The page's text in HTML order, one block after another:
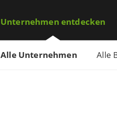
Unternehmen entdecken
Alle Unternehmen Alle